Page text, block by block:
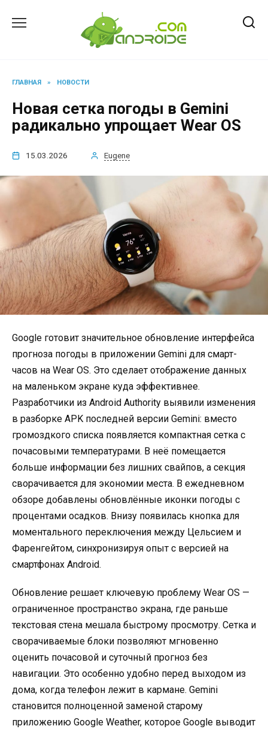
ГЛАВНАЯ » НОВОСТИ
Новая сетка погоды в Gemini
радикально упрощает Wear OS
15.03.2026 Eugene
Google готовит значительное обновление интерфейса
прогноза погоды в приложении Gemini для смарт-
часов на Wear OS. Это сделает отображение данных
на маленьком экране куда эффективнее.
Разработчики из Android Authority выявили изменения
в разборке APK последней версии Gemini: вместо
громоздкого списка появляется компактная сетка с
почасовыми температурами. В неё помещается
больше информации без лишних свайпов, а секция
сворачивается для экономии места. В ежедневном
обзоре добавлены обновлённые иконки погоды с
процентами осадков. Внизу появилась кнопка для
моментального переключения между Цельсием и
Фаренгейтом, синхронизируя опыт с версией на
смартфонах Android.
Обновление решает ключевую проблему Wear OS —
ограниченное пространство экрана, где раньше
текстовая стена мешала быстрому просмотру. Сетка и
сворачиваемые блоки позволяют мгновенно
оценить почасовой и суточный прогноз без
навигации. Это особенно удобно перед выходом из
дома, когда телефон лежит в кармане. Gemini
становится полноценной заменой старому
приложению Google Weather, которое Google выводит